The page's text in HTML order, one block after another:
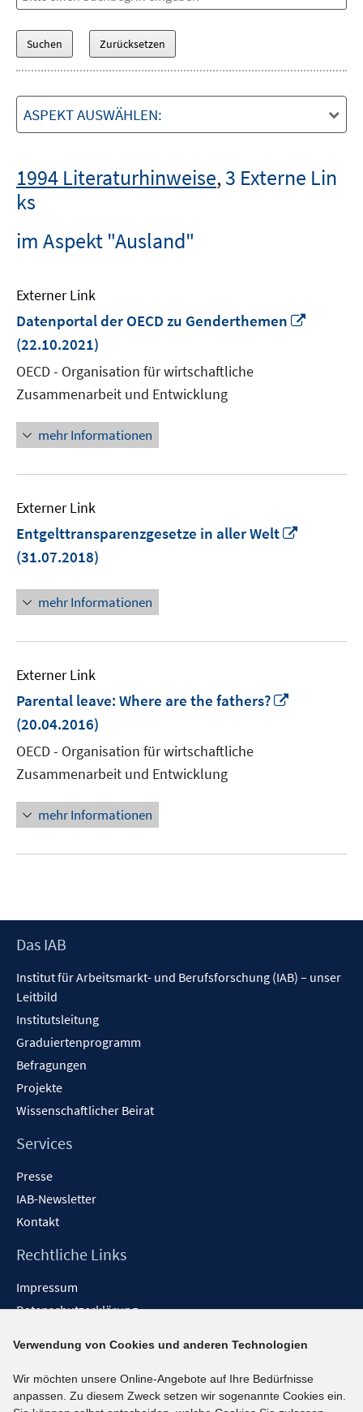
ASPEKT AUSWÄHLEN:
1994 Literaturhinweise,3 Externe Lin
ks
im Aspekt "Ausland"
Externer Link
Datenportal der OECD zu Genderthemen
(22.10.2021)
OECD - Organisation für wirtschaftliche
Zusammenarbeit und Entwicklung
mehr Informationen
Externer Link
Entgelttransparenzgesetze in aller Welt
(31.07.2018)
mehr Informationen
Externer Link
Parental leave: Where are the fathers?
(20.04.2016)
OECD - Organisation für wirtschaftliche
Zusammenarbeit und Entwicklung
mehr Informationen
Footer
Das IAB
Institut für Arbeitsmarkt- und Berufsforschung (IAB) – unser
Leitbild
Institutsleitung
Graduiertenprogramm
Befragungen
Projekte
Wissenschaftlicher Beirat
Services
Presse
IAB-Newsletter
Kontakt
Rechtliche Links
Impressum
Datenschutzerklärung
Barrieren melden
Social-Media-Kanäle
Verwendung von Cookies und anderen Technologien
Wir möchten unsere Online-Angebote auf Ihre Bedürfnisse
anpassen. Zu diesem Zweck setzen wir sogenannte Cookies ein.